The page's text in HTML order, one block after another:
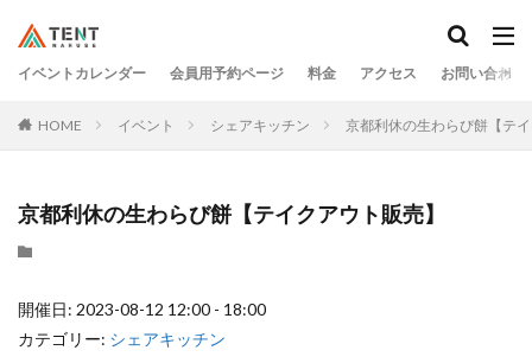
イベントカレンダー 会員用予約ページ 料金 アクセス お問い合わせ
HOME イベント シェアキッチン 京都利休の生わらび餅【テ
京都利休の生わらび餅【テイクアウト販売】
開催日: 2023-08-12 12:00 - 18:00
カテゴリー: シェアキッチン